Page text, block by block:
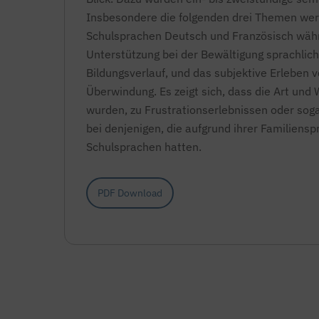
Insbesondere die folgenden drei Themen
Schulsprachen Deutsch und Französisch
Unterstützung bei der Bewältigung
Bildungsverlauf, und das subjektive Erleben
Überwindung. Es zeigt sich, dass die Art
wurden, zu Frustrationserlebnissen oder
bei denjenigen, die aufgrund ihrer
Schulsprachen hatten.
PDF Download